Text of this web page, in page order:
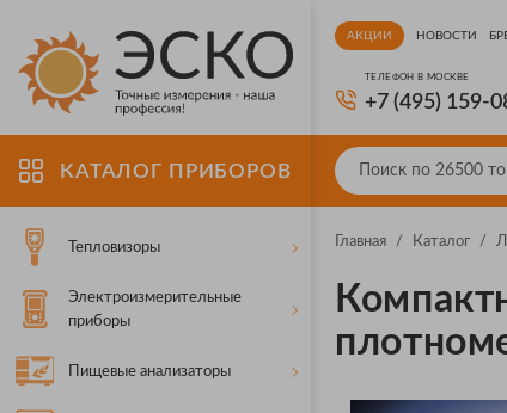
КАТАЛОГ ПРИБОРОВ
Тепловизоры
Электроизмерительные
приборы
Пищевые анализаторы
АКЦИИ НОВОСТИ
ТЕЛЕФОН В МОСКВЕ
+7 (495) 159-
Главная / Каталог /